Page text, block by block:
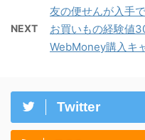
友の便せんが入手
NEXT
お買いもの経験値
WebMoney購入キ
Twitter